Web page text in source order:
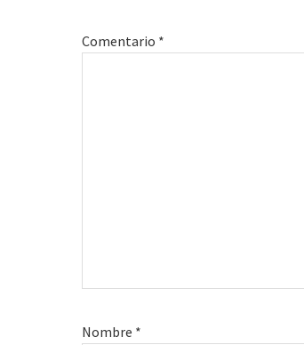
Comentario *
Nombre *